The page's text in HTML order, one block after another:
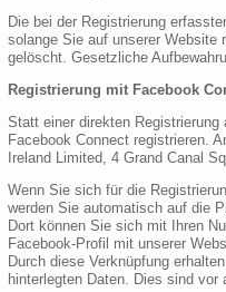
Die bei der Registrierung
solange Sie auf unserer Website
gelöscht. Gesetzliche
Registrierung mit Facebook
Statt einer direkten
Facebook Connect registrieren.
Ireland Limited, 4 Grand Canal
Wenn Sie sich für die
werden Sie automatisch auf die
Dort können Sie sich mit Ihren
Facebook-Profil mit unserer
Durch diese Verknüpfung
hinterlegten Daten. Dies sind vor